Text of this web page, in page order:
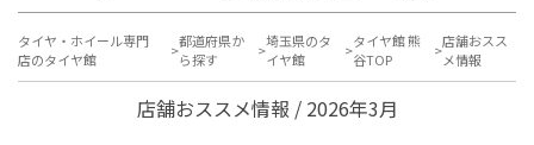
タイヤ・ホイール専門
店のタイヤ館
都道府県か
ら探す
埼玉県のタ
イヤ館
タイヤ館 熊
谷TOP
店舗おスス
メ情報
店舗おススメ情報 / 2026年3月